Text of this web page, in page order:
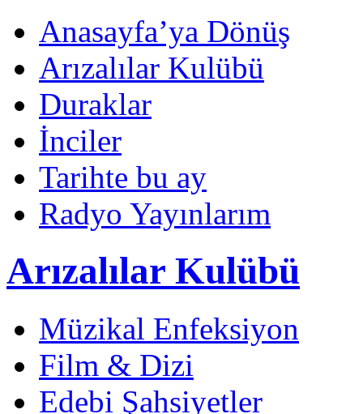
Anasayfa’ya Dönüş
Arızalılar Kulübü
Duraklar
İnciler
Tarihte bu ay
Radyo Yayınlarım
Arızalılar Kulübü
Müzikal Enfeksiyon
Film & Dizi
Edebi Şahsiyetler